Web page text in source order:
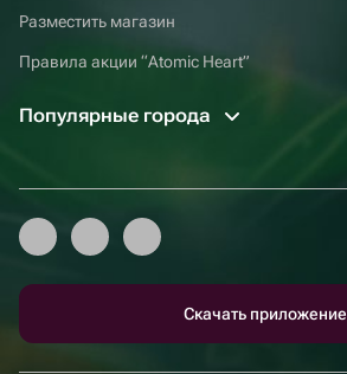
Разместить магазин
Правила акции “Atomic Heart”
Популярные города
Скачать приложение